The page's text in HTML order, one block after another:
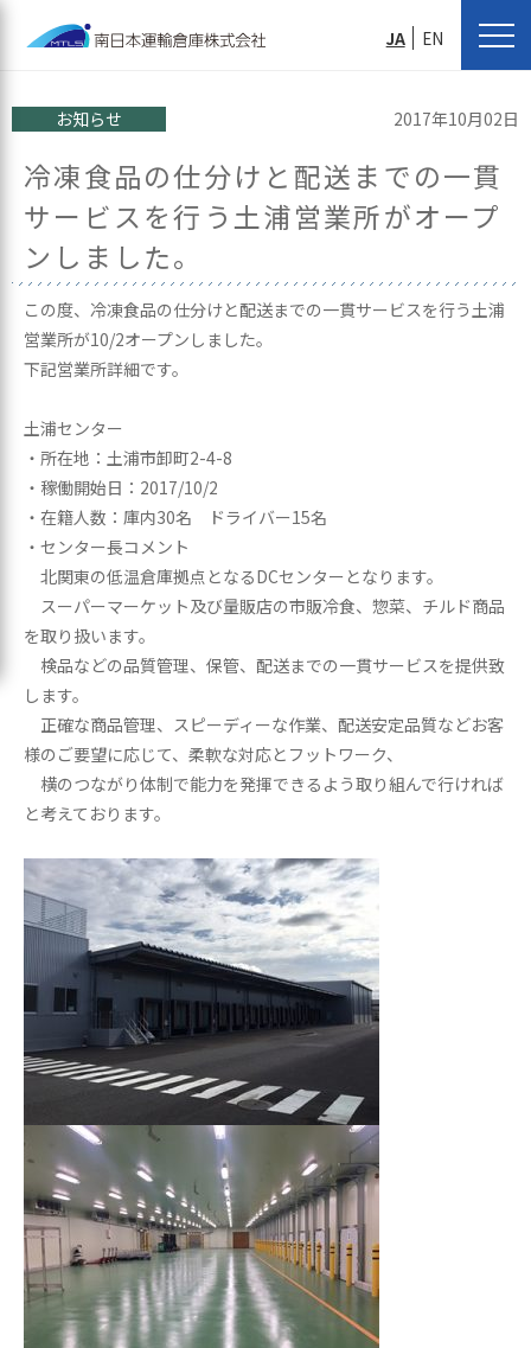
JA EN
お知らせ 2017年10月02日
冷凍食品の仕分けと配送までの一貫
サービスを行う土浦営業所がオープ
ンしました。
この度、冷凍食品の仕分けと配送までの一貫サービスを行う土浦
営業所が10/2オープンしました。
下記営業所詳細です。
土浦センター
・所在地：土浦市卸町2-4-8
・稼働開始日：2017/10/2
・在籍人数：庫内30名 ドライバー15名
・センター長コメント
北関東の低温倉庫拠点となるDCセンターとなります。
スーパーマーケット及び量販店の市販冷食、惣菜、チルド商品
を取り扱います。
検品などの品質管理、保管、配送までの一貫サービスを提供致
します。
正確な商品管理、スピーディーな作業、配送安定品質などお客
様のご要望に応じて、柔軟な対応とフットワーク、
横のつながり体制で能力を発揮できるよう取り組んで行ければ
と考えております。